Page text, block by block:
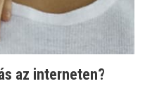
az interneten?